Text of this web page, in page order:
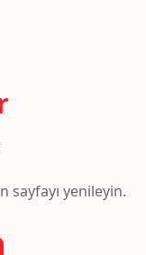
sayfayı yenileyin.